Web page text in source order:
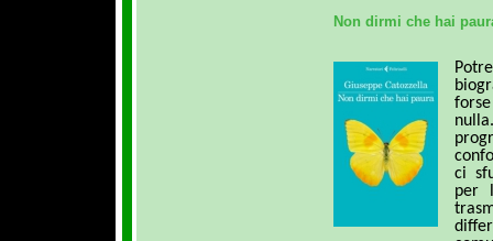
Non dirmi che hai
ci
per